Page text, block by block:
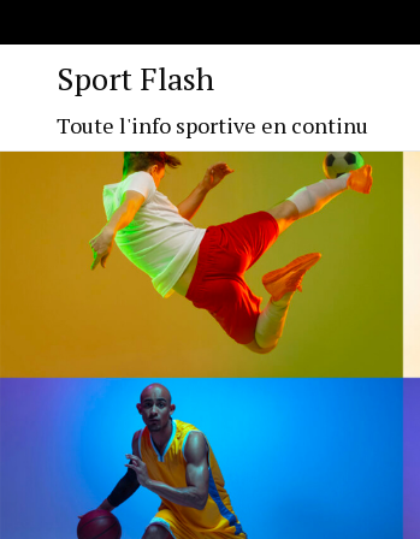
Sport Flash
Toute l'info sportive en continu